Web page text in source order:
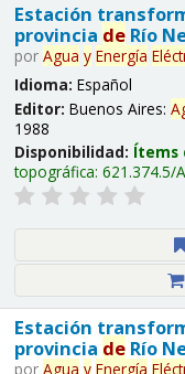
Estación
provincia deRío
por Agua y Energía
Idioma: Español
Editor: Buenos Aires:
1988
Disponibilidad: Ítems
topográfica: 621.374.5/
Estación
provincia deRío
por Agua y Energía